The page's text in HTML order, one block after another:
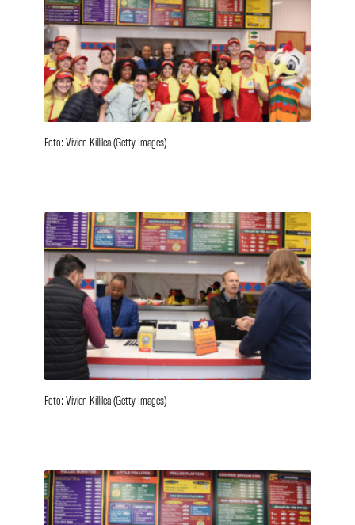
Foto: Vivien Killilea (Getty Images)
Foto: Vivien Killilea (Getty Images)